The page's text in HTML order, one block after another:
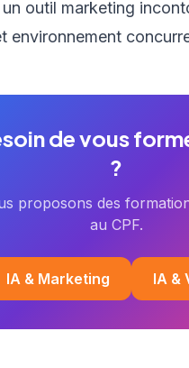
outil marketing
environnement
de vous
?
proposons des
au CPF.
IA & Marketing IA &